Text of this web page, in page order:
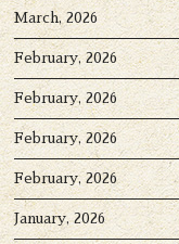
March, 2026
February, 2026
February, 2026
February, 2026
February, 2026
January, 2026